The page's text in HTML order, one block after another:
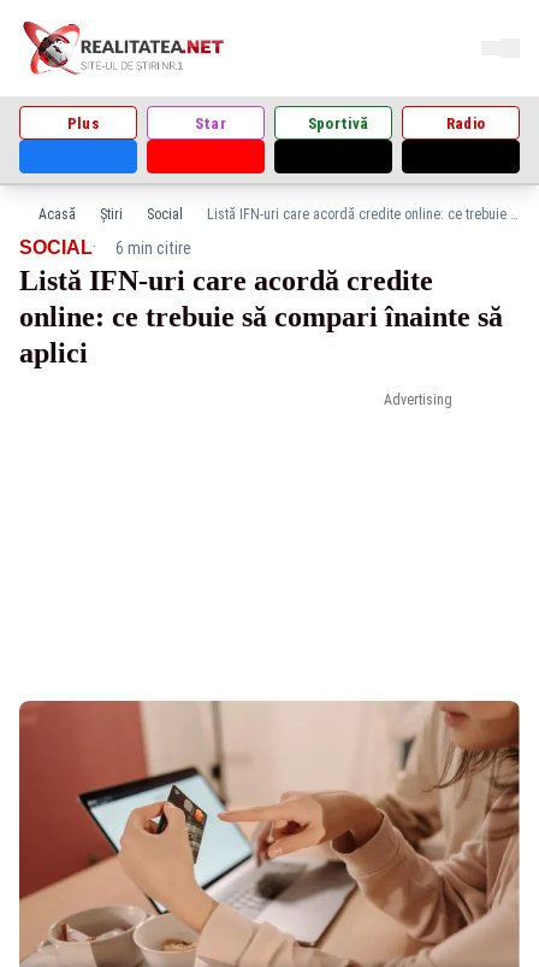
Plus Star Sportivă Radio
Acasă Știri Social Listă IFN-uri care acordă credite online: ce trebuie să compari înainte să aplici
Advertising
SOCIAL· 6 min citire
Listă IFN-uri care acordă credite
online: ce trebuie să compari înainte să
aplici